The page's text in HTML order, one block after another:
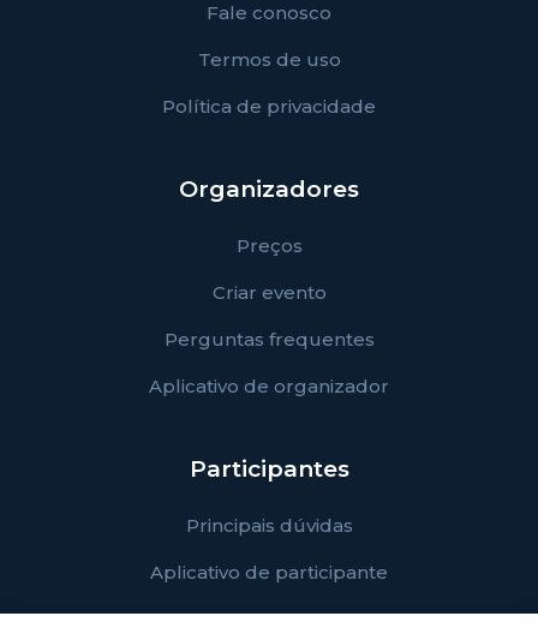
Fale conosco
Termos de uso
Política de privacidade
Organizadores
Preços
Criar evento
Perguntas frequentes
Aplicativo de organizador
Participantes
Principais dúvidas
Aplicativo de participante